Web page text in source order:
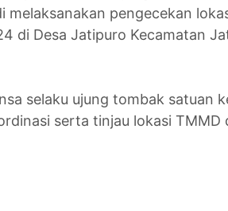
melaksanakan pengecekan
di Desa Jatipuro Kecamatan
selaku ujung tombak satuan
serta tinjau lokasi TMMD